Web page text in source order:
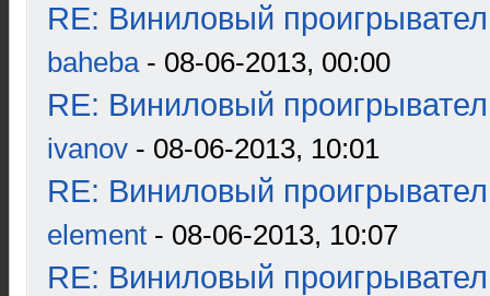
RE: Виниловый
baheba- 08-06-2013, 00:00
RE: Виниловый
ivanov - 08-06-2013, 10:01
RE: Виниловый
element - 08-06-2013, 10:07
RE: Виниловый